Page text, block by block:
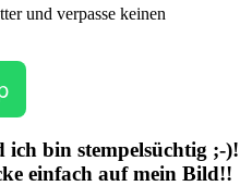
und verpasse keinen
bin stempelsüchtig ;-)!
einfach auf mein Bild!!